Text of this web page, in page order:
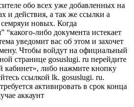
обо всех уже добавленных на
и действия, а так же ссылки а
новых. Когда
“какого-либо документа истекает
уведомит вас об этом и захочет
Чтобы войдут на официальный
странице gosuslugi. ru перейдите
либо нажмите кнопку
ссылкой lk. gosuslugi. ru.
активировать в срок конца
аккаунт